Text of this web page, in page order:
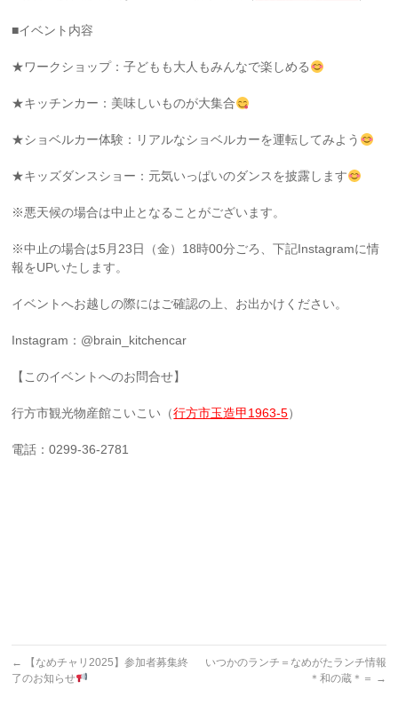
■イベント内容
★ワークショップ：子どもも大人もみんなで楽しめる
★キッチンカー：美味しいものが大集合
★ショベルカー体験：リアルなショベルカーを運転してみよう
★キッズダンスショー：元気いっぱいのダンスを披露します
※悪天候の場合は中止となることがございます。
※中止の場合は5月23日（金）18時00分ごろ、下記Instagramに情
報をUPいたします。
イベントへお越しの際にはご確認の上、お出かけください。
Instagram：@brain_kitchencar
【このイベントへのお問合せ】
行方市観光物産館こいこい（行方市玉造甲1963-5）
電話：0299-36-2781
←
【なめチャリ2025】参加者募集終
了のお知らせ
いつかのランチ＝なめがたランチ情報
＊和の蔵＊＝ →